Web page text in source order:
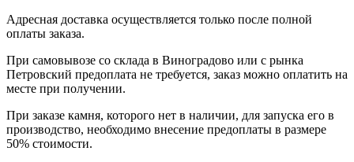
Адресная доставка осуществляется только после полной
оплаты заказа.
При самовывозе со склада в Виноградово или с рынка
Петровский предоплата не требуется, заказ можно оплатить на
месте при получении.
При заказе камня, которого нет в наличии, для запуска его в
производство, необходимо внесение предоплаты в размере
50% стоимости.